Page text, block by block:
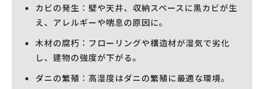
カビの発生：壁や天井、収納スペースに黒カビが生
え、アレルギーや喘息の原因に。
木材の腐朽：フローリングや構造材が湿気で劣化
し、建物の強度が下がる。
ダニの繁殖：高湿度はダニの繁殖に最適な環境。